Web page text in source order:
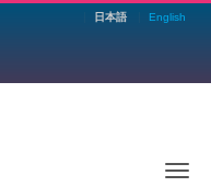
日本語 English